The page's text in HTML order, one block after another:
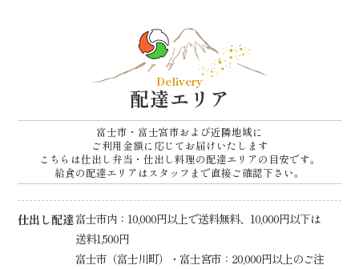
ョ
Delivery
配達エリア
富士市・富士宮市および近隣地域に
ご利用金額に応じてお届けいたします
こちらは仕出し弁当・仕出し料理の配達エリアの目安です。
給食の配達エリアはスタッフまで直接ご確認下さい。
仕出し配達富士市内：10,000円以上で送料無料、10,000円以下は
送料1,500円
富士市（富士川町）・富士宮市：20,000円以上のご注